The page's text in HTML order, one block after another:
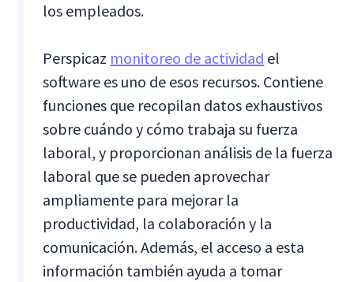
los empleados.
Perspicaz monitoreo de actividad el
software es uno de esos recursos. Contiene
funciones que recopilan datos exhaustivos
sobre cuándo y cómo trabaja su fuerza
laboral, y proporcionan análisis de la fuerza
laboral que se pueden aprovechar
ampliamente para mejorar la
productividad, la colaboración y la
comunicación. Además, el acceso a esta
información también ayuda a tomar